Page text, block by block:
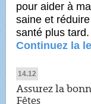
pour aider à
saine et
santé plus tard.
Continuez la
14.12
Assurez la
Fêtes